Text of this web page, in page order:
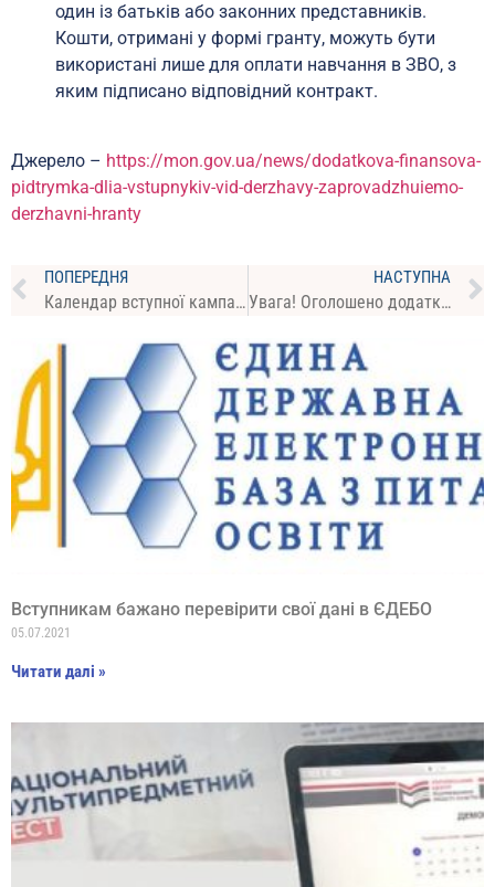
один із батьків або законних представників.
Кошти, отримані у формі гранту, можуть бути
використані лише для оплати навчання в ЗВО, з
яким підписано відповідний контракт.
Джерело – https://mon.gov.ua/news/dodatkova-finansova-
pidtrymka-dlia-vstupnykiv-vid-derzhavy-zaprovadzhuiemo-
derzhavni-hranty
ПОПЕРЕДНЯ
Календар вступної кампанії-2024
НАСТУПНА
Увага! Оголошено додатковий набір на навчання!
Вступникам бажано перевірити свої дані в ЄДЕБО
05.07.2021
Читати далі »